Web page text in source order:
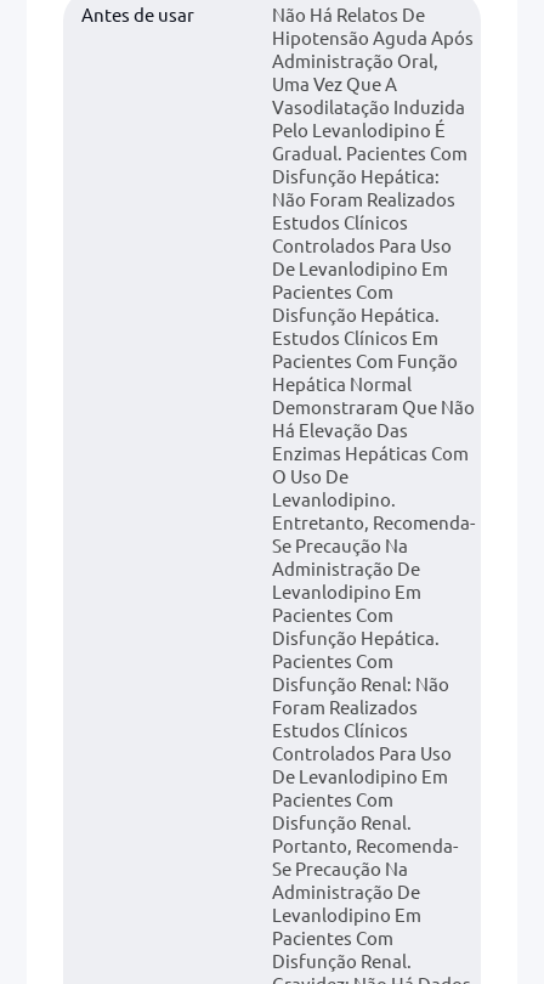
Antes de usar
Não Há Relatos De
Hipotensão Aguda Após
Administração Oral,
Uma Vez Que A
Vasodilatação Induzida
Pelo Levanlodipino É
Gradual. Pacientes Com
Disfunção Hepática:
Não Foram Realizados
Estudos Clínicos
Controlados Para Uso
De Levanlodipino Em
Pacientes Com
Disfunção Hepática.
Estudos Clínicos Em
Pacientes Com Função
Hepática Normal
Demonstraram Que Não
Há Elevação Das
Enzimas Hepáticas Com
O Uso De
Levanlodipino.
Entretanto, Recomenda-
Se Precaução Na
Administração De
Levanlodipino Em
Pacientes Com
Disfunção Hepática.
Pacientes Com
Disfunção Renal: Não
Foram Realizados
Estudos Clínicos
Controlados Para Uso
De Levanlodipino Em
Pacientes Com
Disfunção Renal.
Portanto, Recomenda-
Se Precaução Na
Administração De
Levanlodipino Em
Pacientes Com
Disfunção Renal.